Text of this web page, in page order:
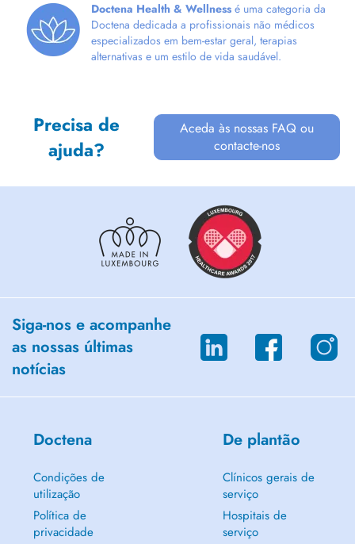
Doctena Health & Wellness é uma categoria da
Doctena dedicada a profissionais não médicos
especializados em bem-estar geral, terapias
alternativas e um estilo de vida saudável.
Precisa de
ajuda?
Aceda às nossas FAQ ou
contacte-nos
Siga-nos e acompanhe
as nossas últimas
notícias
Doctena
Condições de
utilização
Política de
privacidade
De plantão
Clínicos gerais de
serviço
Hospitais de
serviço